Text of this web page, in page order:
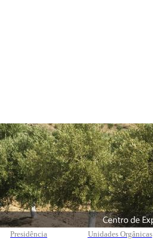
Presidência Unidades Orgânicas